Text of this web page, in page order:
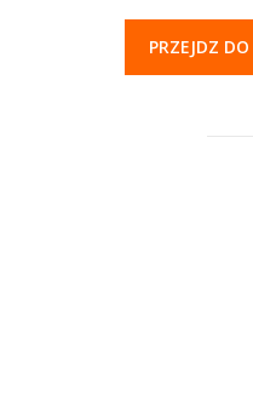
PRZEJDZ